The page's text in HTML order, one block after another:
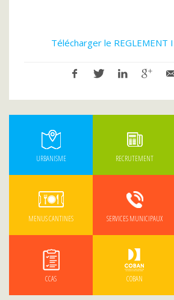
Télécharger le REGLEMENT
URBANISME RECRUTEMENT
MENUS CANTINES SERVICES MUNICIPAUX
CCAS COBAN